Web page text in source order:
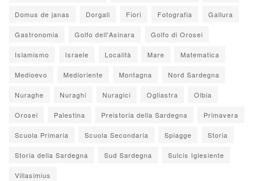
Domus de janas Dorgali Fiori Fotografia Gallura
Gastronomia Golfo dell'Asinara Golfo di Orosei
Islamismo Israele Località Mare Matematica
Medioevo Medioriente Montagna Nord Sardegna
Nuraghe Nuraghi Nuragici Ogliastra Olbia
Orosei Palestina Preistoria della Sardegna Primavera
Scuola Primaria Scuola Secondaria Spiagge Storia
Storia della Sardegna Sud Sardegna Sulcis Iglesiente
Villasimius